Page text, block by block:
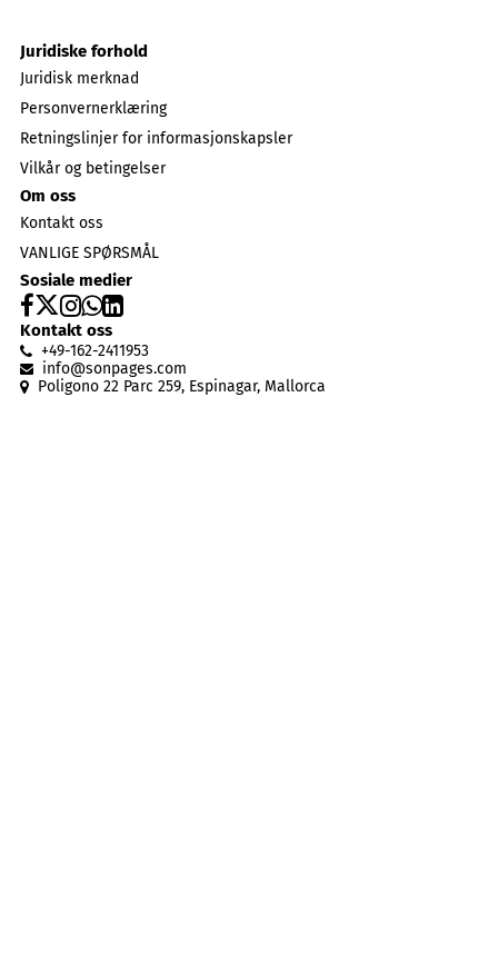
Juridiske forhold
Juridisk merknad
Personvernerklæring
Retningslinjer for informasjonskapsler
Vilkår og betingelser
Om oss
Kontakt oss
VANLIGE SPØRSMÅL
Sosiale medier
Kontakt oss
+49-162-2411953
info@sonpages.com
Poligono 22 Parc 259, Espinagar, Mallorca